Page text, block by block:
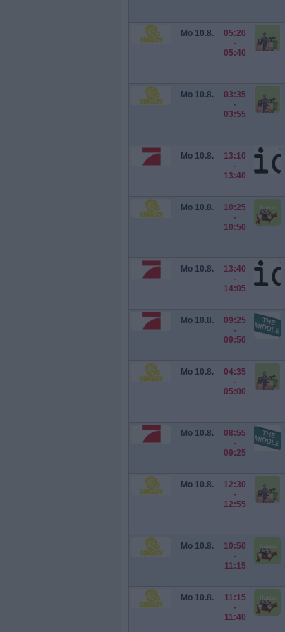
Mo 10.8.
05:20
-
05:40
Mo 10.8.
03:35
-
03:55
Mo 10.8.
13:10
-
13:40
Mo 10.8.
10:25
-
10:50
Mo 10.8.
13:40
-
14:05
Mo 10.8.
09:25
-
09:50
Mo 10.8.
04:35
-
05:00
Mo 10.8.
08:55
-
09:25
Mo 10.8.
12:30
-
12:55
Mo 10.8.
10:50
-
11:15
Mo 10.8.
11:15
-
11:40